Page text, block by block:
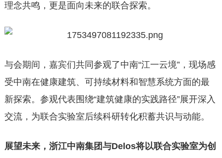
理念共鸣，更是面向未来的联合探索。
与会期间，嘉宾们共同参观了中南“江一云境”，现场感
受中南在健康建筑、可持续材料和智慧系统方面的最
新探索。参观代表围绕“建筑健康的实践路径”展开深入
交流，为联合实验室后续科研转化积蓄共识与动能。
展望未来，浙江中南集团与Delos将以联合实验室为创